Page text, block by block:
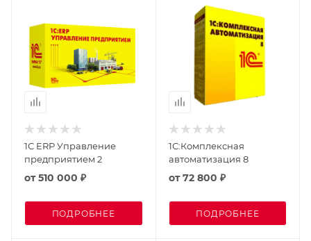
1С ERP Управление
предприятием 2
от510 000 ₽
ПОДРОБНЕЕ
1С:Комплексная
автоматизация 8
от72 800 ₽
ПОДРОБНЕЕ